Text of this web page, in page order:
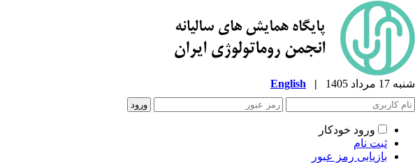
شنبه 17 مرداد 1405 |
English
ورود خودکار
ثبت نام
بازیابی رمز عبور